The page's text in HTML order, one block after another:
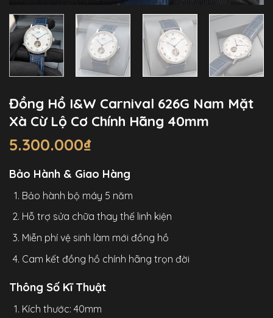
Đồng Hồ I&W Carnival 626G Nam Mặt
Xà Cừ Lộ Cơ Chính Hãng 40mm
5.300.000₫
Bảo Hành & Giao Hàng
Bảo hành bộ máy 5 năm
Hỗ trợ sửa chữa thay thế linh kiện
Miễn phí vệ sinh làm mới đồng hồ
Cam kết đồng hồ chính hãng trọn đời
Thông Số Kĩ Thuật
Kích thước: 40mm